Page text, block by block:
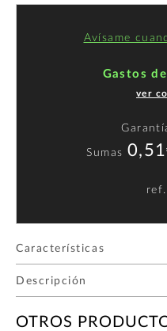
Avísame
Gastos
ver
Sumas
ref.
Características
Descripción
OTROS